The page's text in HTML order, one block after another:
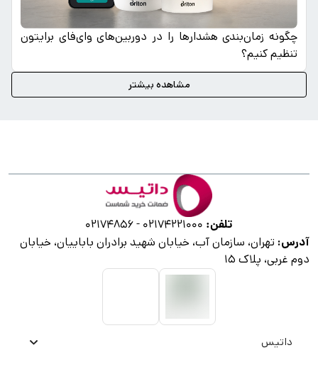
چگونه زمان‌بندی هشدارها را در دوربین‌های وای‌فای برایتون
تنظیم کنیم؟
مشاهده بیشتر
تلفن: 02174221000
-
02174856
آدرس: تهران، سازمان آب، خیابان شهید برادران باباییان، خیابان
دوم غربی، پلاک ۱۵
داتیس